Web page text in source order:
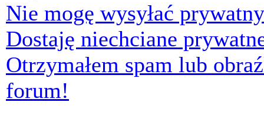
Nie mogę wysyłać
Dostaję niechciane
Otrzymałem spam lub
forum!